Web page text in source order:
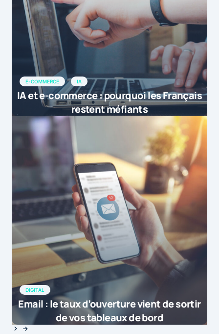
E-COMMERCE IA
IA et e-commerce : pourquoi les Français
restent méfiants
DIGITAL
Email : le taux d’ouverture vient de sortir
de vos tableaux de bord